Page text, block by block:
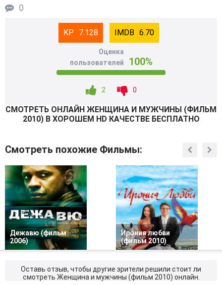
0
7.128 6.70
Оценка
пользователей
100%
2 0
СМОТРEТЬ ОНЛАЙН ЖЕНЩИНА И МУЖЧИНЫ (ФИЛЬМ
2010) В ХОРОШЕМ HD КАЧЕСТВЕ БЕСПЛАТНО
Смотреть похожие Фильмы:
Дежавю (фильм
2006)
Ирония любви
(фильм 2010)
Оставь отзыв, чтобы другие зрители решили стоит ли
смотреть Женщина и мужчины (фильм 2010) онлайн.